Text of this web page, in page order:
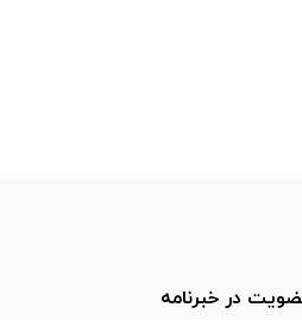
در خبرنامه